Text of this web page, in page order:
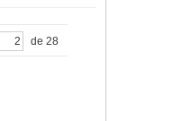
de 28